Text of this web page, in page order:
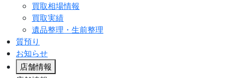
買取相場情報
買取実績
遺品整理・生前整理
質預り
お知らせ
店舗情報